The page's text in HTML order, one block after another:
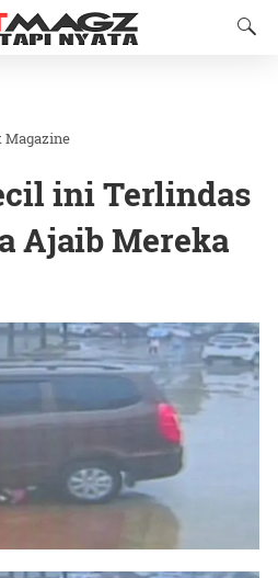
Magazine
ini Terlindas
Ajaib Mereka